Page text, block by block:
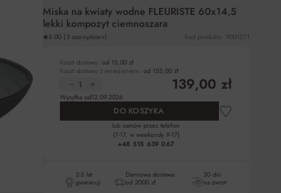
Miska na kwiaty wodne FLEURISTE 60x14,5
lekki kompozyt ciemnoszara
5.00 (3 oceny/ocen) Kod produktu: 9001571
Koszt dostawy: od 15,00 zł
Koszt dostawy z wniesieniem: od 155,00 zł
139,00 zł
Wysyłka od12.09.2026
DO KOSZYKA
lub zamów przez telefon
(7-17, w weekendy 9-17)
+48 515 639 067
2-5 lat
gwarancji
Darmowa dostawa
od 2000 zł
30 dni
na zwrot